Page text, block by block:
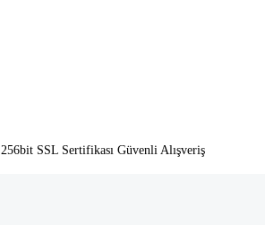
256bit SSL Sertifikası Güvenli Alışveriş